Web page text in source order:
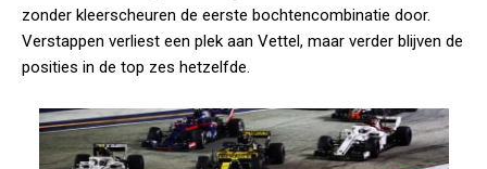
zonder kleerscheuren de eerste bochtencombinatie door.
Verstappen verliest een plek aan Vettel, maar verder blijven de
posities in de top zes hetzelfde.